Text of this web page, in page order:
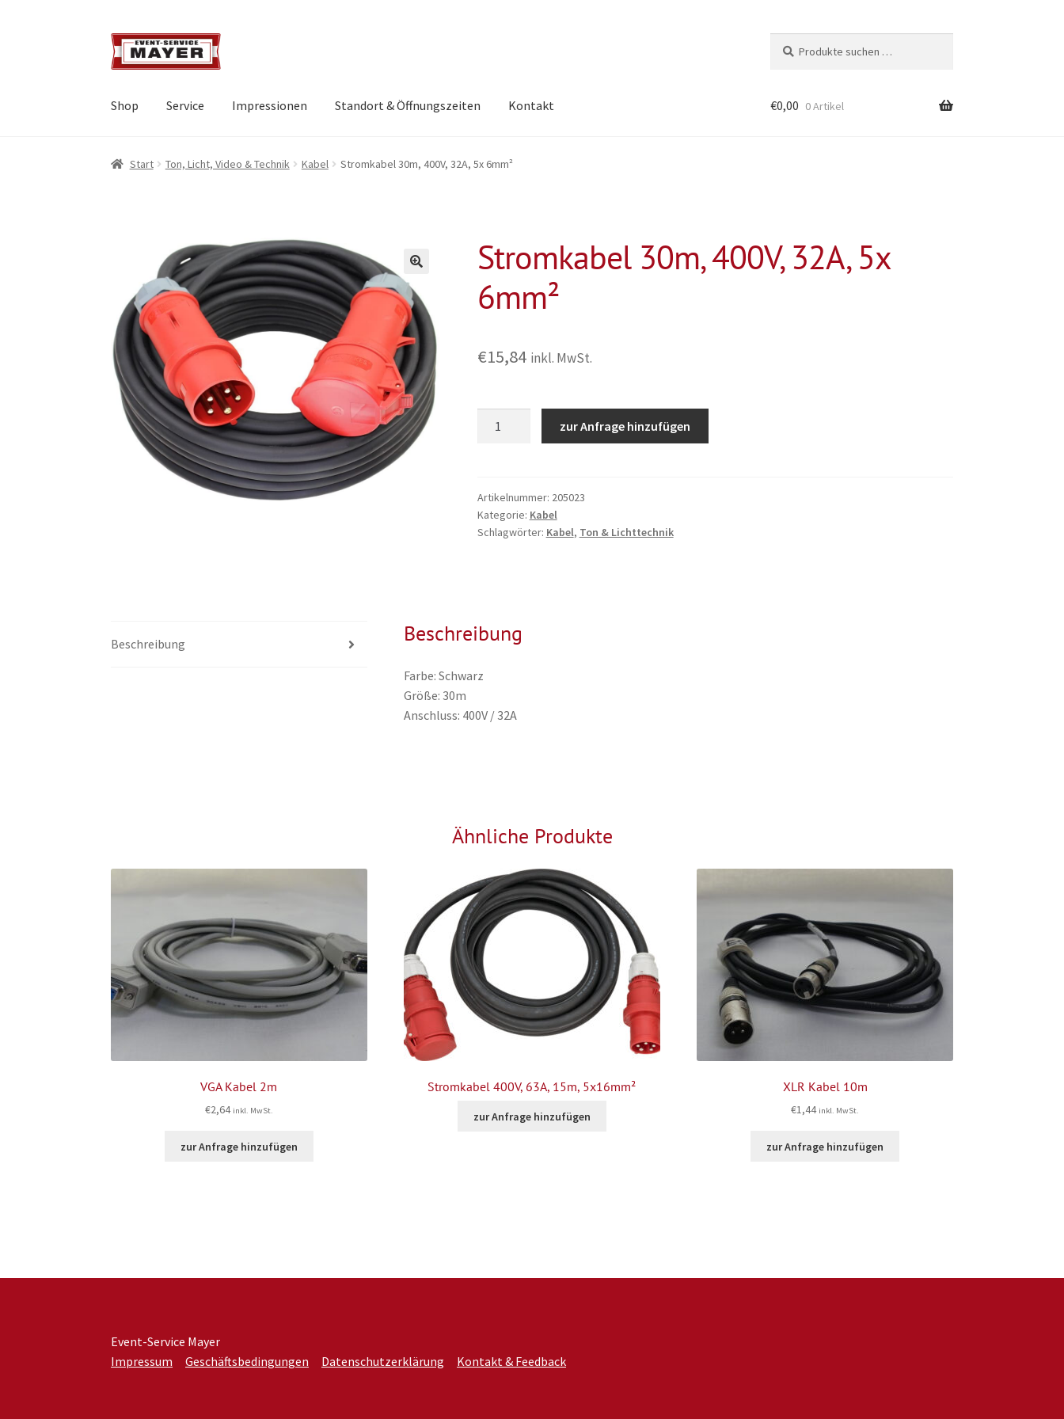
nach:
Shop Service Impressionen Standort & Öffnungszeiten Kontakt €0,00 0 Artikel
Start Ton, Licht, Video & Technik Kabel Stromkabel 30m, 400V, 32A, 5x 6mm²
Stromkabel 30m, 400V, 32A, 5x
6mm²
€15,84 inkl. MwSt.
5x
6mm²
Menge
zur Anfrage hinzufügen
Artikelnummer: 205023
Kategorie: Kabel
Schlagwörter: Kabel, Ton & Lichttechnik
Beschreibung Beschreibung
Farbe: Schwarz
Größe: 30m
Anschluss: 400V / 32A
Ähnliche Produkte
VGA Kabel 2m
€2,64 inkl. MwSt.
zur Anfrage hinzufügen
Stromkabel 400V, 63A, 15m, 5x16mm²
zur Anfrage hinzufügen
XLR Kabel 10m
€1,44 inkl. MwSt.
zur Anfrage hinzufügen
Event-Service Mayer
Impressum
Geschäftsbedingungen Datenschutzerklärung Kontakt & Feedback